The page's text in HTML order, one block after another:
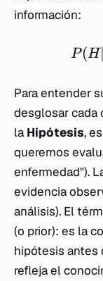
información:
P( H
Para entender
desglosar cada
la Hipótesis,
queremos
enfermedad").
evidencia
análisis). El
(o prior): es la
hipótesis antes
refleja el